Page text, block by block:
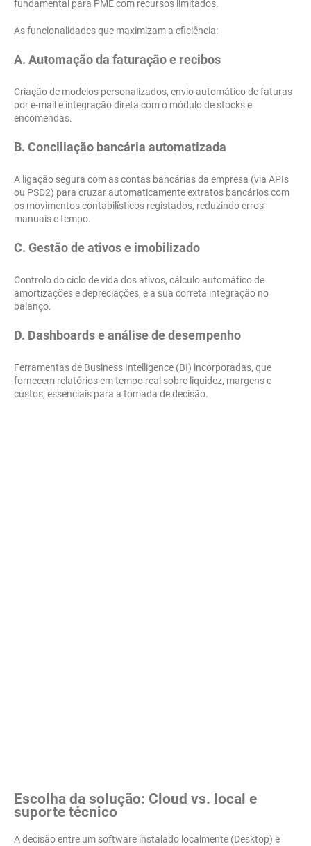
fundamental para PME com recursos limitados.
As funcionalidades que maximizam a eficiência:
A. Automação da faturação e recibos
Criação de modelos personalizados, envio automático de faturas
por e-mail e integração direta com o módulo de stocks e
encomendas.
B. Conciliação bancária automatizada
A ligação segura com as contas bancárias da empresa (via APIs
ou PSD2) para cruzar automaticamente extratos bancários com
os movimentos contabilísticos registados, reduzindo erros
manuais e tempo.
C. Gestão de ativos e imobilizado
Controlo do ciclo de vida dos ativos, cálculo automático de
amortizações e depreciações, e a sua correta integração no
balanço.
D. Dashboards e análise de desempenho
Ferramentas de Business Intelligence (BI) incorporadas, que
fornecem relatórios em tempo real sobre liquidez, margens e
custos, essenciais para a tomada de decisão.
Escolha da solução: Cloud vs. local e
suporte técnico
A decisão entre um software instalado localmente (Desktop) e